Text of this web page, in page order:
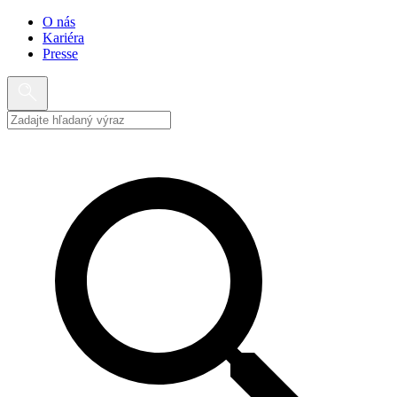
O nás
Kariéra
Presse